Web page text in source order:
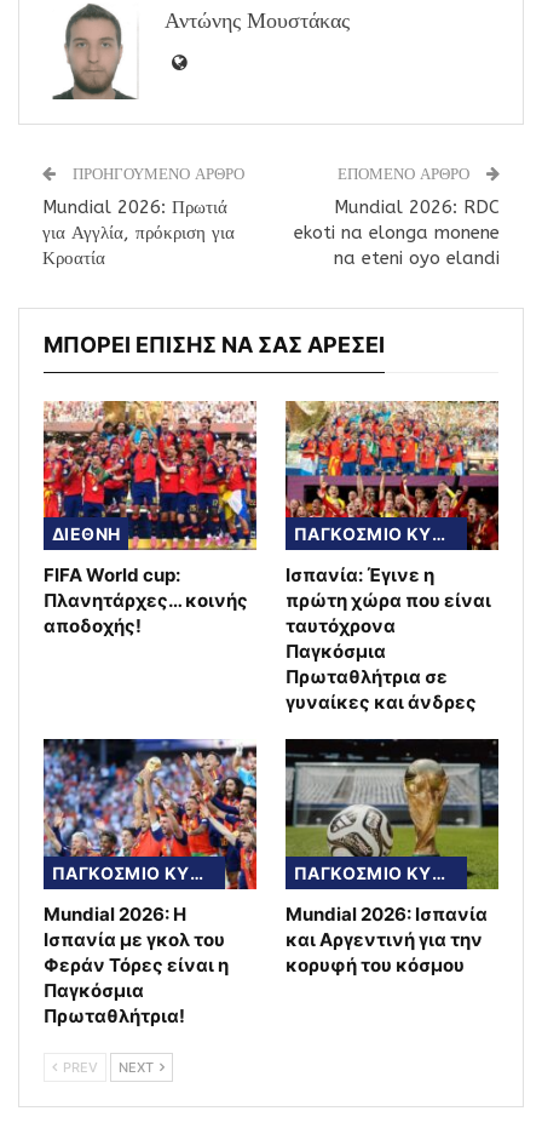
Αντώνης Μουστάκας
ΠΡΟΗΓΟΥΜΕΝΟ ΑΡΘΡΟ
Mundial 2026: Πρωτιά
για Αγγλία, πρόκριση για
Κροατία
ΕΠΟΜΕΝΟ ΑΡΘΡΟ
Mundial 2026: RDC
ekoti na elonga monene
na eteni oyo elandi
ΜΠΟΡΕΙ ΕΠΙΣΗΣ ΝΑ ΣΑΣ ΑΡΕΣΕΙ
ΔΙΕΘΝΗ
FIFA World cup:
Πλανητάρχες… κοινής
αποδοχής!
ΠΑΓΚΟΣΜΙΟ ΚΥΠΕΛΛΟ
Ισπανία: Έγινε η
πρώτη χώρα που είναι
ταυτόχρονα
Παγκόσμια
Πρωταθλήτρια σε
γυναίκες και άνδρες
ΠΑΓΚΟΣΜΙΟ ΚΥΠΕΛΛΟ
Mundial 2026: Η
Ισπανία με γκολ του
Φεράν Τόρες είναι η
Παγκόσμια
Πρωταθλήτρια!
ΠΑΓΚΟΣΜΙΟ ΚΥΠΕΛΛΟ
Mundial 2026: Ισπανία
και Αργεντινή για την
κορυφή του κόσμου
PREV NEXT